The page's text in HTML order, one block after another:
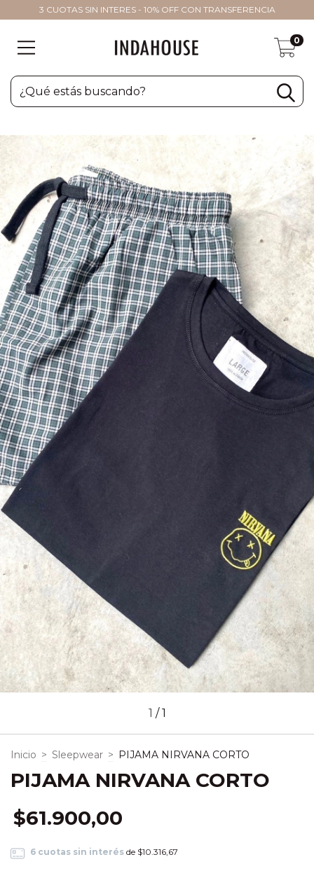
3 CUOTAS SIN INTERES - 10% OFF CON TRANSFERENCIA
0
1 /1
Inicio > Sleepwear > PIJAMA NIRVANA CORTO
PIJAMA NIRVANA CORTO
$61.900,00
6 cuotas sin interés de $10.316,67